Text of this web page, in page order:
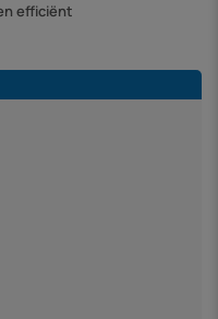
efficiënt